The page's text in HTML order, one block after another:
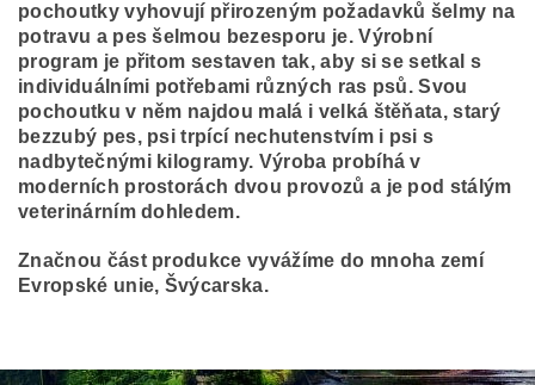
pochoutky vyhovují přirozeným požadavků šelmy na
potravu a pes šelmou bezesporu je. Výrobní
program je přitom sestaven tak, aby si se setkal s
individuálními potřebami různých ras psů. Svou
pochoutku v něm najdou malá i velká štěňata, starý
bezzubý pes, psi trpící nechutenstvím i psi s
nadbytečnými kilogramy. Výroba probíhá v
moderních prostorách dvou provozů a je pod stálým
veterinárním dohledem.
Značnou část produkce vyvážíme do mnoha zemí
Evropské unie, Švýcarska.